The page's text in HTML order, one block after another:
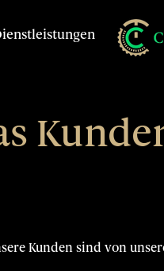
Kunden sind von